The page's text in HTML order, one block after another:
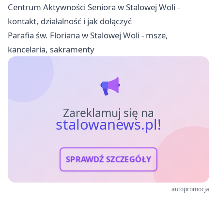
Centrum Aktywności Seniora w Stalowej Woli -
kontakt, działalność i jak dołączyć
Parafia św. Floriana w Stalowej Woli - msze,
kancelaria, sakramenty
Zareklamuj się na
stalowanews.pl!
SPRAWDŹ SZCZEGÓŁY
autopromocja